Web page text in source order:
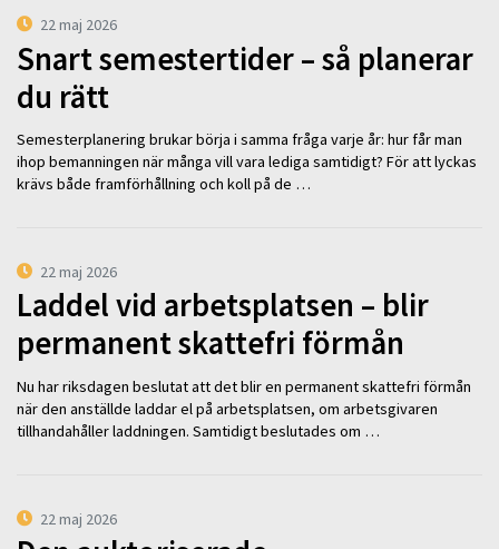
22 maj 2026
Snart semestertider – så planerar
du rätt
Semesterplanering brukar börja i samma fråga varje år: hur får man
ihop bemanningen när många vill vara lediga samtidigt? För att lyckas
krävs både framförhållning och koll på de …
22 maj 2026
Laddel vid arbetsplatsen – blir
permanent skattefri förmån
Nu har riksdagen beslutat att det blir en permanent skattefri förmån
när den anställde laddar el på arbetsplatsen, om arbetsgivaren
tillhandahåller laddningen. Samtidigt beslutades om …
22 maj 2026